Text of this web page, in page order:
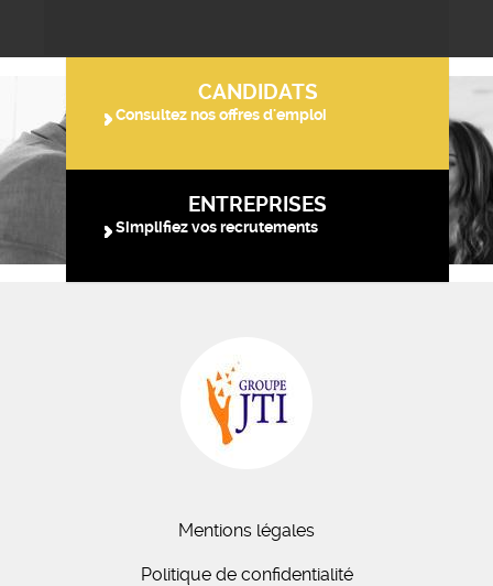
CANDIDATS
Consultez nos offres d'emploi
ENTREPRISES
Simplifiez vos recrutements
Mentions légales
Politique de confidentialité